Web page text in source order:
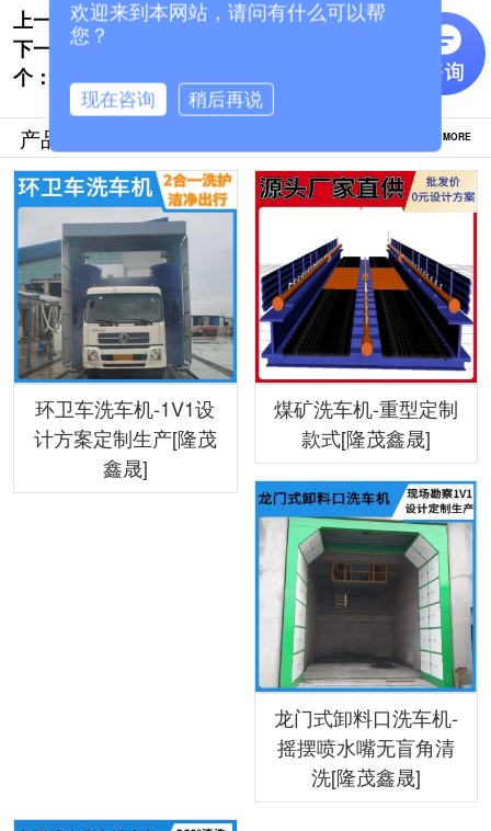
上一个: 搅拌车洗车机公司哪家好[隆茂鑫晟]
下一
个：
南充大巴洗车机厂家哪里有[隆茂鑫晟]
产品推荐 MORE
环卫车洗车机-1V1设
计方案定制生产[隆茂
鑫晟]
煤矿洗车机-重型定制
款式[隆茂鑫晟]
龙门式卸料口洗车机-
摇摆喷水嘴无盲角清
洗[隆茂鑫晟]
欢迎来到本网站，请问有什么可以帮
您？
现在咨询 稍后再说